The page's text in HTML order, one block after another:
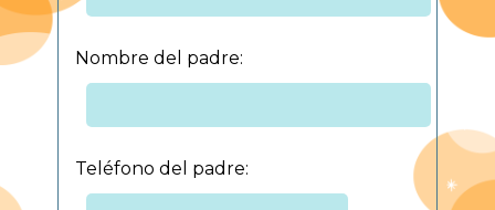
Nombre del padre:
Teléfono del padre: